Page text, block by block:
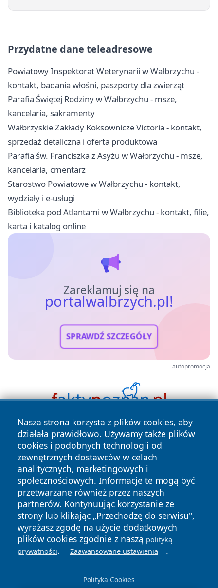
Przydatne dane teleadresowe
Powiatowy Inspektorat Weterynarii w Wałbrzychu -
kontakt, badania włośni, paszporty dla zwierząt
Parafia Świętej Rodziny w Wałbrzychu - msze,
kancelaria, sakramenty
Wałbrzyskie Zakłady Koksownicze Victoria - kontakt,
sprzedaż detaliczna i oferta produktowa
Parafia św. Franciszka z Asyżu w Wałbrzychu - msze,
kancelaria, cmentarz
Starostwo Powiatowe w Wałbrzychu - kontakt,
wydziały i e-usługi
Biblioteka pod Atlantami w Wałbrzychu - kontakt, filie,
karta i katalog online
Zareklamuj się na
portalwalbrzych.pl!
SPRAWDŹ SZCZEGÓŁY
autopromocja
Nasza strona korzysta z plików cookies, aby
działała prawidłowo. Używamy także plików
cookies i podobnych technologii od
zewnętrznych dostawców w celach
analitycznych, marketingowych i
społecznościowych. Informacje te mogą być
przetwarzane również przez naszych
partnerów. Kontynuując korzystanie ze
strony lub klikając „Przechodzę do serwisu",
wyrażasz zgodę na użycie dodatkowych
plików cookies zgodnie z naszą polityką
prywatności. Zaawansowane ustawienia .
Polityka Cookies
Copyright © 2026 portalwalbrzych.pl Wszystkie prawa
zastrzeżone.
News Autorzy
Polityka
Prywatności
Polityka
Cookies